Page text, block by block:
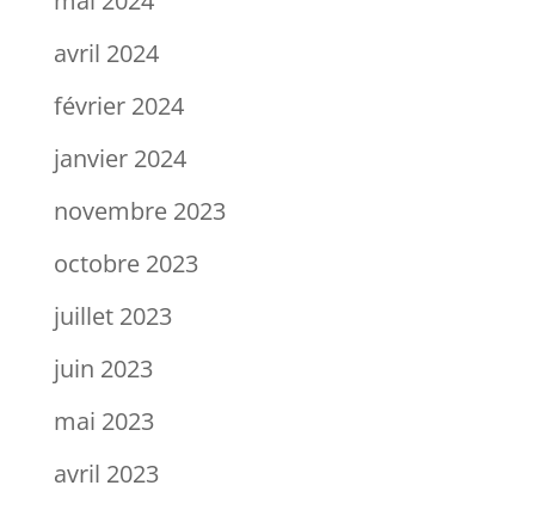
avril 2024
février 2024
janvier 2024
novembre 2023
octobre 2023
juillet 2023
juin 2023
mai 2023
avril 2023